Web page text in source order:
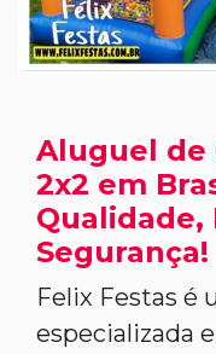
Aluguel de
2x2 em
Segurança!
Felix Festas é
especializada